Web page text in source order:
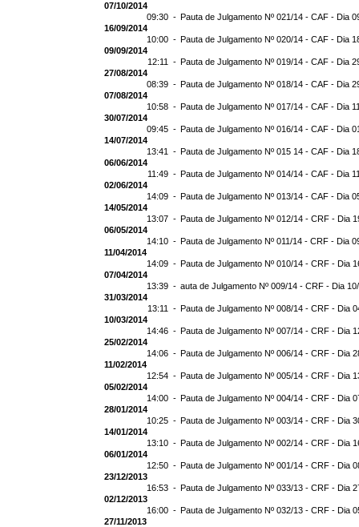
07/10/2014
09:30 - Pauta de Julgamento Nº 021/14 - CAF - Dia
16/09/2014
10:00 - Pauta de Julgamento Nº 020/14 - CAF - Dia
09/09/2014
12:11 - Pauta de Julgamento Nº 019/14 - CAF - Dia
27/08/2014
08:39 - Pauta de Julgamento Nº 018/14 - CAF - Dia
07/08/2014
10:58 - Pauta de Julgamento Nº 017/14 - CAF - Dia
30/07/2014
09:45 - Pauta de Julgamento Nº 016/14 - CAF - Dia
14/07/2014
13:41 - Pauta de Julgamento Nº 015 14 - CAF - Dia
06/06/2014
11:49 - Pauta de Julgamento Nº 014/14 - CAF - Dia
02/06/2014
14:09 - Pauta de Julgamento Nº 013/14 - CAF - Dia
14/05/2014
13:07 - Pauta de Julgamento Nº 012/14 - CRF - Dia
06/05/2014
14:10 - Pauta de Julgamento Nº 011/14 - CRF - Dia
11/04/2014
14:09 - Pauta de Julgamento Nº 010/14 - CRF - Dia
07/04/2014
13:39 - auta de Julgamento Nº 009/14 - CRF - Dia
31/03/2014
13:11 - Pauta de Julgamento Nº 008/14 - CRF - Dia
10/03/2014
14:46 - Pauta de Julgamento Nº 007/14 - CRF - Dia
25/02/2014
14:06 - Pauta de Julgamento Nº 006/14 - CRF - Dia
11/02/2014
12:54 - Pauta de Julgamento Nº 005/14 - CRF - Dia
05/02/2014
14:00 - Pauta de Julgamento Nº 004/14 - CRF - Dia
28/01/2014
10:25 - Pauta de Julgamento Nº 003/14 - CRF - Dia
14/01/2014
13:10 - Pauta de Julgamento Nº 002/14 - CRF - Dia
06/01/2014
12:50 - Pauta de Julgamento Nº 001/14 - CRF - Dia
23/12/2013
16:53 - Pauta de Julgamento Nº 033/13 - CRF - Dia
02/12/2013
16:00 - Pauta de Julgamento Nº 032/13 - CRF - Dia
27/11/2013